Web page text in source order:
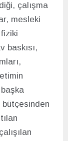
çalışma
mesleki
baskısı,
bütçesinden